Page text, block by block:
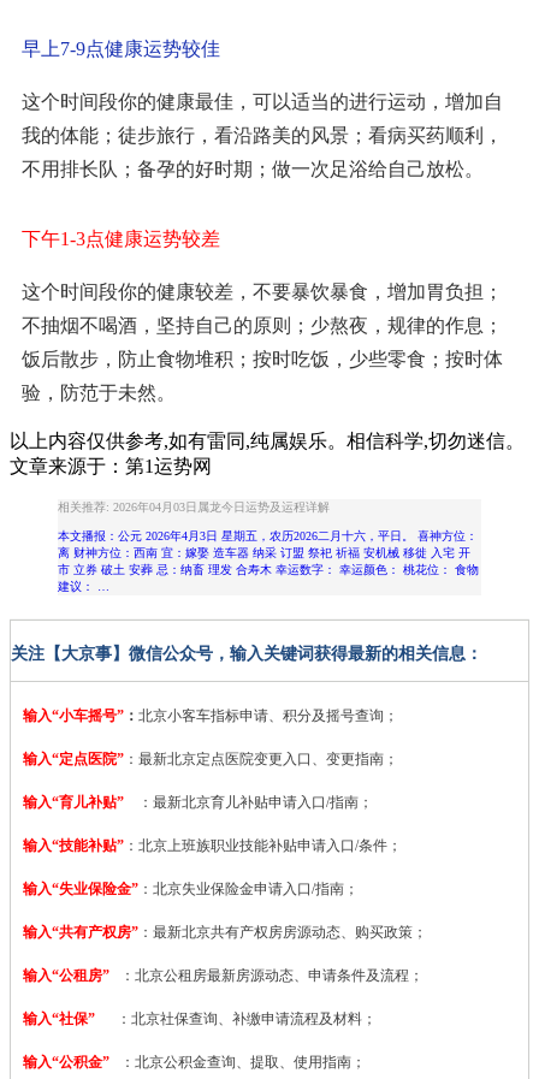
早上7-9点健康运势较佳
这个时间段你的健康最佳，可以适当的进行运动，增加自
我的体能；徒步旅行，看沿路美的风景；看病买药顺利，
不用排长队；备孕的好时期；做一次足浴给自己放松。
下午1-3点健康运势较差
这个时间段你的健康较差，不要暴饮暴食，增加胃负担；
不抽烟不喝酒，坚持自己的原则；少熬夜，规律的作息；
饭后散步，防止食物堆积；按时吃饭，少些零食；按时体
验，防范于未然。
以上内容仅供参考,如有雷同,纯属娱乐。相信科学,切勿迷信。
文章来源于：第1运势网
相关推荐: 2026年04月03日属龙今日运势及运程详解
本文播报：公元 2026年4月3日 星期五，农历2026二月十六，平日。 喜神方位：
离 财神方位：西南 宜：嫁娶 造车器 纳采 订盟 祭祀 祈福 安机械 移徙 入宅 开
市 立券 破土 安葬 忌：纳畜 理发 合寿木 幸运数字： 幸运颜色： 桃花位： 食物
建议： …
关注【大京事】微信公众号，输入关键词获得最新的相关信息：
输入“小车摇号” ： 北京小客车指标申请、积分及摇号查询；
输入“定点医院” ： 最新北京定点医院变更入口、变更指南；
输入“育儿补贴” ：最新北京育儿补贴申请入口/指南；
输入“技能补贴” ： 北京上班族职业技能补贴申请入口/条件；
输入“失业保险金” ：北京失业保险金申请入口/指南；
输入“共有产权房” ：最新北京共有产权房房源动态、购买政策；
输入“公租房” ：北京公租房最新房源动态、申请条件及流程；
输入“社保” ：北京社保查询、补缴申请流程及材料；
输入“公积金” ：北京公积金查询、提取、使用指南；